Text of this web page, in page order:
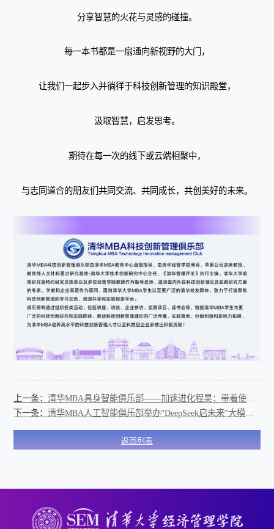
分享智慧的火花与灵感的碰撞。
每一本书都是一扇通向新视野的大门，
让我们一起步入并徜徉于科技创新管理的知识殿堂，
汲取智慧，启发思考。
期待在每一次的线下或云端相聚中，
与志同道合的朋友们共同交流、共同成长，共创美好的未来。
上一条：清华MBA具身智能俱乐部——加速进化程昊：带着使命感做人形机器人
下一条：清华MBA人工智能俱乐部举办“DeepSeek启未来”大模型驱动产业变革与创新应用讲座
返回列表